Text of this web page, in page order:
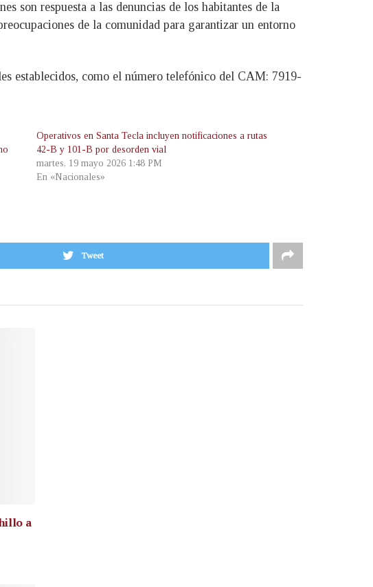
son respuesta a las denuncias de los habitantes de la
de la comunidad para garantizar un entorno
establecidos, como el número telefónico del CAM: 7919-
Operativos en Santa Tecla incluyen notificaciones a rutas
42-B y 101-B por desorden vial
martes, 19 mayo 2026 1:48 PM
En «Nacionales»
Tweet
a